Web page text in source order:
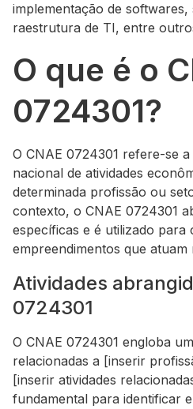
implementação de
raestrutura de TI, entre
O que é o
0724301?
O CNAE 0724301 refere-se
nacional de atividades
determinada profissão ou
contexto, o CNAE 0724301
específicas e é utilizado para
empreendimentos que atuam
Atividades
0724301
O CNAE 0724301 engloba
relacionadas a [inserir
[inserir atividades
fundamental para identificar